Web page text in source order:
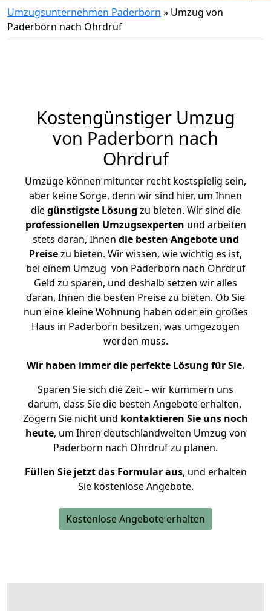
Umzugsunternehmen Paderborn » Umzug von
Paderborn nach Ohrdruf
Kostengünstiger Umzug
von Paderborn nach
Ohrdruf
Umzüge können mitunter recht kostspielig sein,
aber keine Sorge, denn wir sind hier, um Ihnen
diegünstigste Lösung zu bieten. Wir sind die
professionellen Umzugsexperten und arbeiten
stets daran, Ihnen die besten Angebote und
Preisezu bieten. Wir wissen, wie wichtig es ist,
bei einem Umzug von Paderborn nach Ohrdruf
Geld zu sparen, und deshalb setzen wir alles
daran, Ihnen die besten Preise zu bieten. Ob Sie
nun eine kleine Wohnung haben oder ein großes
Haus in Paderborn besitzen, was umgezogen
werden muss.
Wir haben immer die perfekte Lösung für Sie.
Sparen Sie sich die Zeit – wir kümmern uns
darum, dass Sie die besten Angebote erhalten.
Zögern Sie nicht und kontaktieren Sie uns noch
heute, um Ihren deutschlandweiten Umzug von
Paderborn nach Ohrdruf zu planen.
Füllen Sie jetzt das Formular aus, und erhalten
Sie kostenlose Angebote.
Kostenlose Angebote erhalten